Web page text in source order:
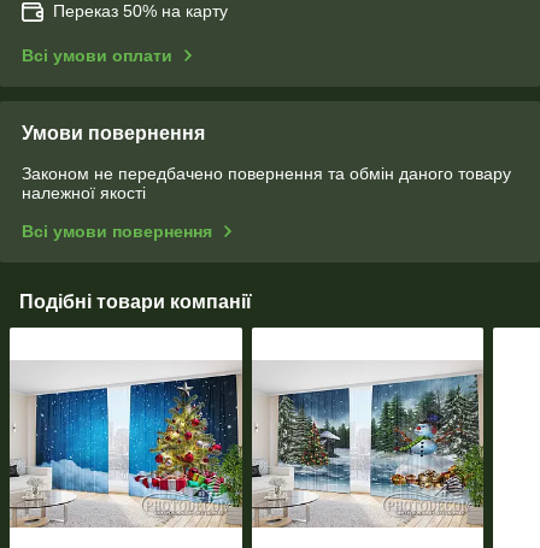
Переказ 50% на карту
Всі умови оплати
Умови повернення
Законом не передбачено повернення та обмін даного товару
належної якості
Всі умови повернення
Подібні товари компанії